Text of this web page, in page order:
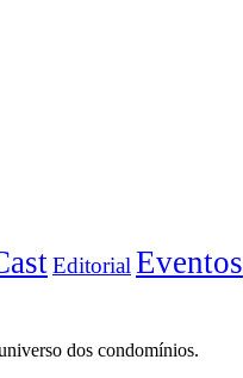
Editorial Eventos
dos condomínios.